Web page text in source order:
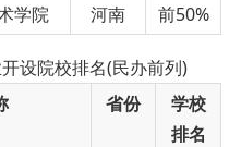
学院 河南 前50%
设院校排名(民办前列)
省份
学校
排名